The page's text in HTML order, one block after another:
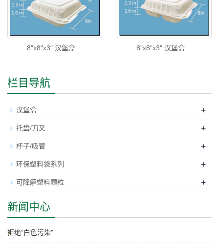
8"x8"x3" 汉堡盒 8"x8"x3" 汉堡盒
栏目导航
汉堡盒 +
托盘/刀叉 +
杯子/吸管 +
环保塑料袋系列 +
可降解塑料颗粒 +
新闻中心
拒绝“白色污染”